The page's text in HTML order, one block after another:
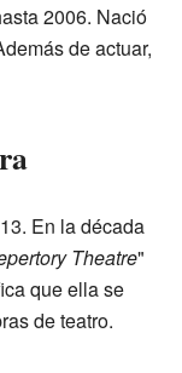
2006. Nació
de actuar,
En la década
Theatre"
que ella se
de teatro.